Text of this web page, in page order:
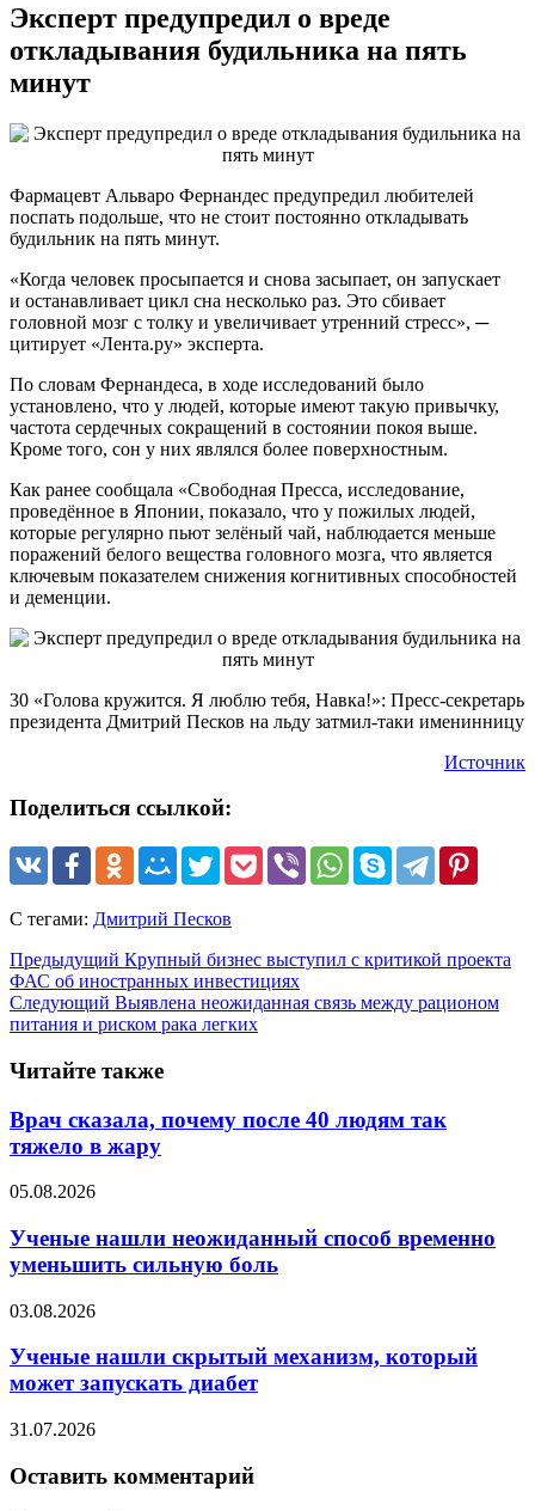
Эксперт предупредил о вреде
откладывания будильника на пять
минут
Фармацевт Альваро Фернандес предупредил любителей
поспать подольше, что не стоит постоянно откладывать
будильник на пять минут.
«Когда человек просыпается и снова засыпает, он запускает
и останавливает цикл сна несколько раз. Это сбивает
головной мозг с толку и увеличивает утренний стресс», ─
цитирует «Лента.ру» эксперта.
По словам Фернандеса, в ходе исследований было
установлено, что у людей, которые имеют такую привычку,
частота сердечных сокращений в состоянии покоя выше.
Кроме того, сон у них являлся более поверхностным.
Как ранее сообщала «Свободная Пресса, исследование,
проведённое в Японии, показало, что у пожилых людей,
которые регулярно пьют зелёный чай, наблюдается меньше
поражений белого вещества головного мозга, что является
ключевым показателем снижения когнитивных способностей
и деменции.
30 «Голова кружится. Я люблю тебя, Навка!»: Пресс-секретарь
президента Дмитрий Песков на льду затмил-таки именинницу
Источник
Поделиться ссылкой:
С тегами: Дмитрий Песков
Предыдущий Крупный бизнес выступил с критикой проекта
ФАС об иностранных инвестициях
Следующий Выявлена неожиданная связь между рационом
питания и риском рака легких
Читайте также
Врач сказала, почему после 40 людям так
тяжело в жару
05.08.2026
Ученые нашли неожиданный способ временно
уменьшить сильную боль
03.08.2026
Ученые нашли скрытый механизм, который
может запускать диабет
31.07.2026
Оставить комментарий